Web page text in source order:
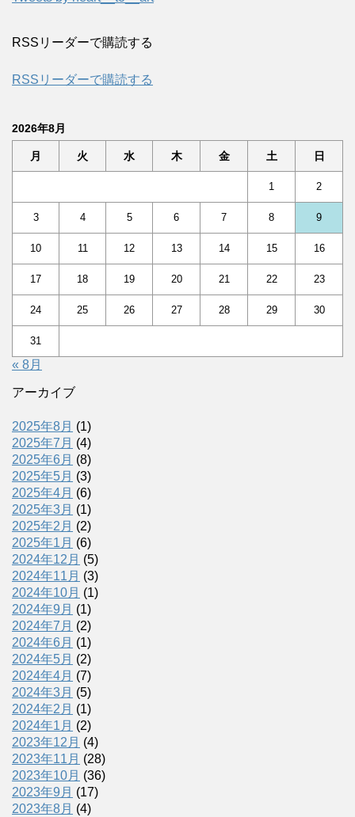
RSSリーダーで購読する
RSSリーダーで購読する
2026年8月
月 火 水 木 金 土 日
1 2
3 4 5 6 7 8 9
10 11 12 13 14 15 16
17 18 19 20 21 22 23
24 25 26 27 28 29 30
31
« 8月
アーカイブ
2025年8月 (1)
2025年7月 (4)
2025年6月 (8)
2025年5月 (3)
2025年4月 (6)
2025年3月 (1)
2025年2月 (2)
2025年1月 (6)
2024年12月 (5)
2024年11月 (3)
2024年10月 (1)
2024年9月 (1)
2024年7月 (2)
2024年6月 (1)
2024年5月 (2)
2024年4月 (7)
2024年3月 (5)
2024年2月 (1)
2024年1月 (2)
2023年12月 (4)
2023年11月 (28)
2023年10月 (36)
2023年9月 (17)
2023年8月 (4)